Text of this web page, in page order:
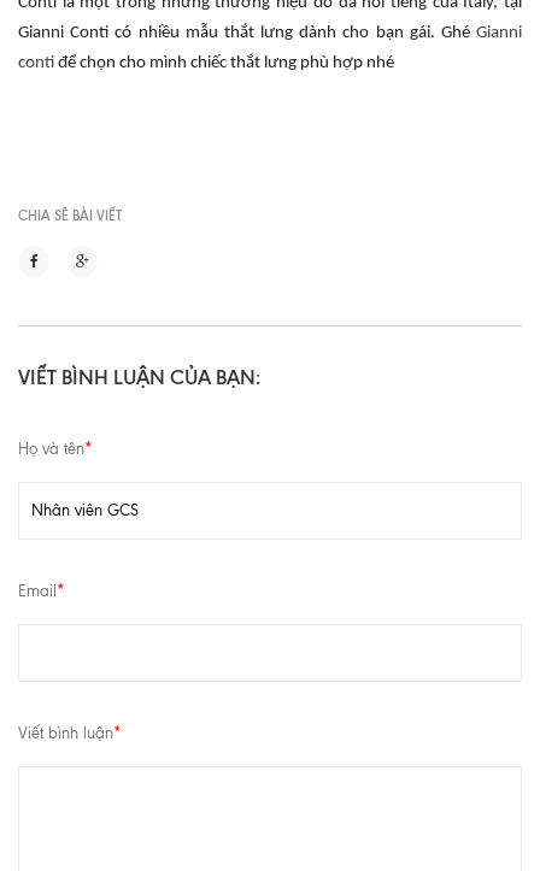
Gianni Conti có nhiều mẫu thắt lưng dành cho bạn gái. Ghé Gianni
conti để chọn cho mình chiếc thắt lưng phù hợp nhé
CHIA SẼ BÀI VIẾT
VIẾT BÌNH LUẬN CỦA BẠN:
Họ và tên*
Email *
Viết bình luận*